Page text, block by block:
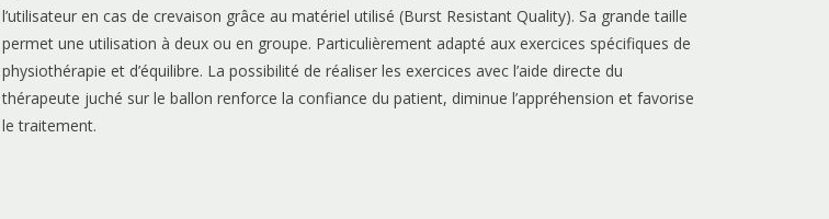
l’utilisateur en cas de crevaison grâce au matériel utilisé (Burst Resistant Quality). Sa grande taille
permet une utilisation à deux ou en groupe. Particulièrement adapté aux exercices spécifiques de
physiothérapie et d’équilibre. La possibilité de réaliser les exercices avec l’aide directe du
thérapeute juché sur le ballon renforce la confiance du patient, diminue l’appréhension et favorise
le traitement.